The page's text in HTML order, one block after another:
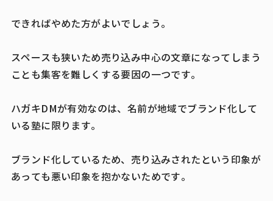
できればやめた方がよいでしょう。
スペースも狭いため売り込み中心の文章になってしまう
ことも集客を難しくする要因の一つです。
ハガキDMが有効なのは、名前が地域でブランド化して
いる塾に限ります。
ブランド化しているため、売り込みされたという印象が
あっても悪い印象を抱かないためです。